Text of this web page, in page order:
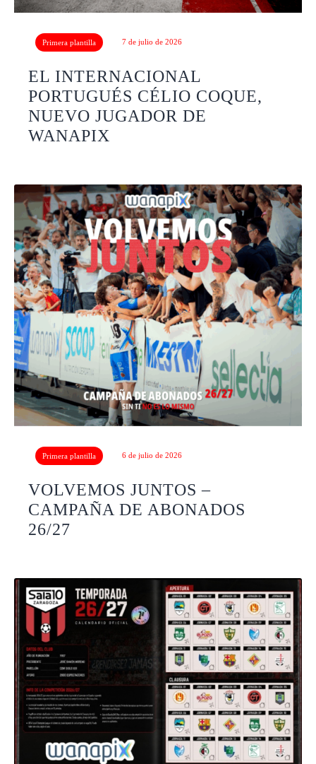
Primera plantilla 7 de julio de 2026
EL INTERNACIONAL
PORTUGUÉS CÉLIO COQUE,
NUEVO JUGADOR DE
WANAPIX
Primera plantilla 6 de julio de 2026
VOLVEMOS JUNTOS –
CAMPAÑA DE ABONADOS
26/27